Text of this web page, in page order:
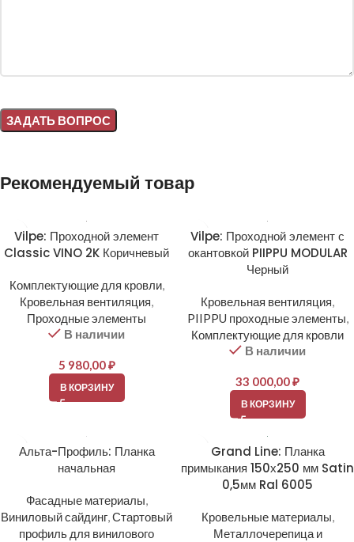
Рекомендуемый товар
Vilpe: Проходной элемент
Classic VINO 2K Коричневый
Комплектующие для кровли,
Кровельная вентиляция,
Проходные элементы
В наличии
5 980,00₽
В КОРЗИНУ
Vilpe: Проходной элемент с
окантовкой PIIPPU MODULAR
Черный
Кровельная вентиляция,
PIIPPU проходные элементы,
Комплектующие для кровли
В наличии
33 000,00₽
В КОРЗИНУ
Альта-Профиль: Планка
начальная
Фасадные материалы,
Виниловый сайдинг,Стартовый
профиль для винилового
Grand Line: Планка
примыкания 150х250 мм Satin
0,5мм Ral 6005
Кровельные материалы,
Металлочерепица и